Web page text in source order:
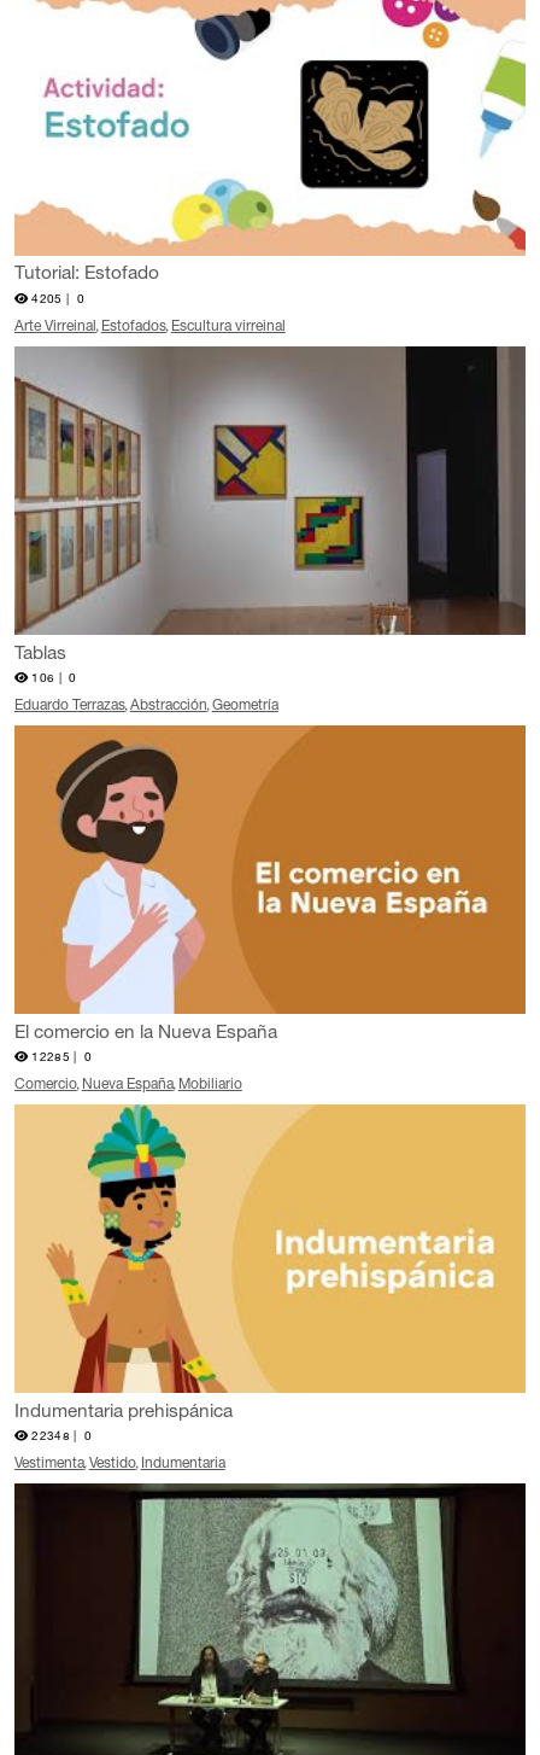
Tutorial: Estofado
4205 | 0
Arte Virreinal Estofados Escultura virreinal
Tablas
106 | 0
Eduardo Terrazas Abstracción Geometría
El comercio en la Nueva España
12285 | 0
Comercio Nueva España Mobiliario
Indumentaria prehispánica
22348 | 0
Vestimenta Vestido Indumentaria